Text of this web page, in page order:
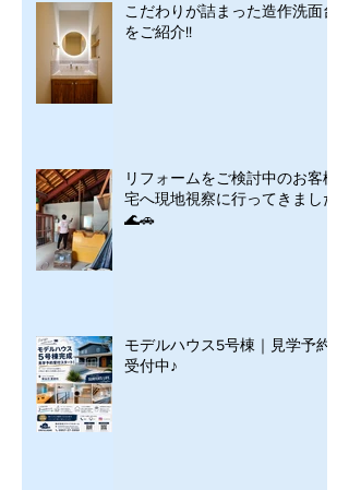
こだわりが詰まった造作洗面台
をご紹介!!
リフォームをご検討中のお客様
宅へ現地視察に行ってきました
🌊🚗
モデルハウス5号棟｜見学予約
受付中♪